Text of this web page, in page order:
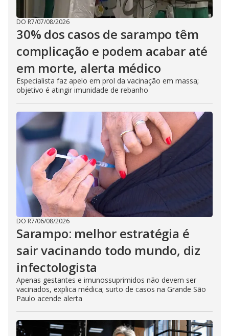
DO R7/07/08/2026
30% dos casos de sarampo têm
complicação e podem acabar até
em morte, alerta médico
Especialista faz apelo em prol da vacinação em massa;
objetivo é atingir imunidade de rebanho
DO R7/06/08/2026
Sarampo: melhor estratégia é
sair vacinando todo mundo, diz
infectologista
Apenas gestantes e imunossuprimidos não devem ser
vacinados, explica médica; surto de casos na Grande São
Paulo acende alerta